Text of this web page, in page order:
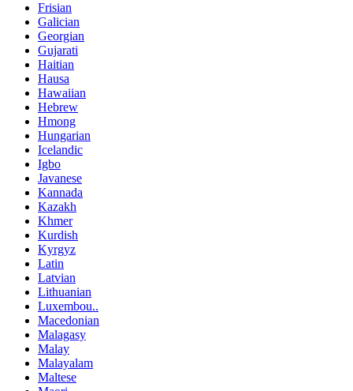
Frisian
Galician
Georgian
Gujarati
Haitian
Hausa
Hawaiian
Hebrew
Hmong
Hungarian
Icelandic
Igbo
Javanese
Kannada
Kazakh
Khmer
Kurdish
Kyrgyz
Latin
Latvian
Lithuanian
Luxembou..
Macedonian
Malagasy
Malay
Malayalam
Maltese